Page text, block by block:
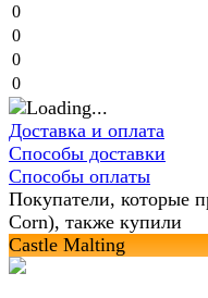
0
0
0
0
Доставка и оплата
Способы доставки
Способы оплаты
Покупатели, которые
Corn), также купили
Castle Malting